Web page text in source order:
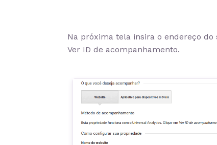
Na próxima tela insira o endereço
Ver ID de acompanhamento.